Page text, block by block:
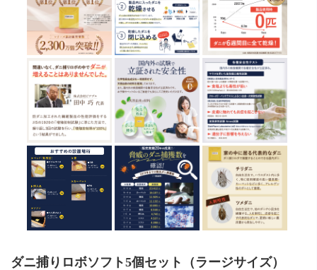
ダニ捕りロボソフト5個セット（ラージサイズ）